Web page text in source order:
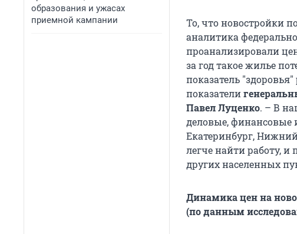
образования и ужасах
приемной кампании
То, что новостройки
аналитика
проанализировали
за год такое жилье
показатель
показатели
Павел Луценко. – В
деловые, финансовые
Екатеринбург,
легче найти работу, и
других населенных
Динамика цен на
(по данным